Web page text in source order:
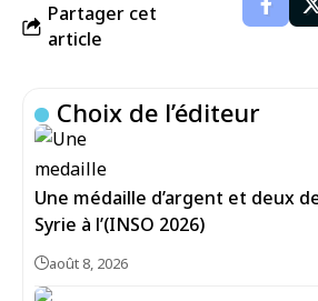
Partager cet
article
Choix de l’éditeur
Une médaille d’argent et deux
Syrie à l’(INSO 2026)
août 8, 2026